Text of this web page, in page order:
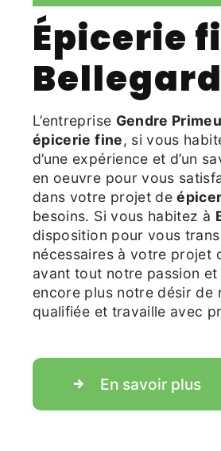
épicerie fine à
L’entreprise Gendre
épicerie fine, si vous
d’une expérience et d’un
en oeuvre pour vous
dans votre projet de
besoins. Si vous habitez à
disposition pour vous
nécessaires à votre projet
avant tout notre passion
encore plus notre désir de
qualifiée et travaille avec
En savoir plus